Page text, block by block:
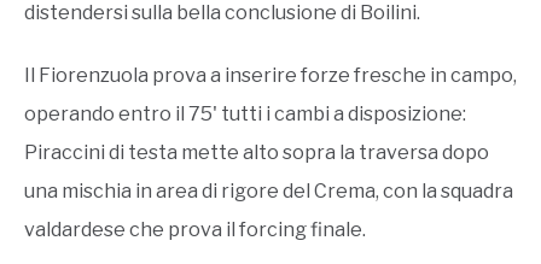
distendersi sulla bella conclusione di Boilini.
Il Fiorenzuola prova a inserire forze fresche in campo,
operando entro il 75' tutti i cambi a disposizione:
Piraccini di testa mette alto sopra la traversa dopo
una mischia in area di rigore del Crema, con la squadra
valdardese che prova il forcing finale.